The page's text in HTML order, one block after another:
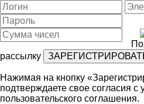
рассылку
Нажимая на кнопку
подтверждаете свое согласия с
пользовательского соглашения.